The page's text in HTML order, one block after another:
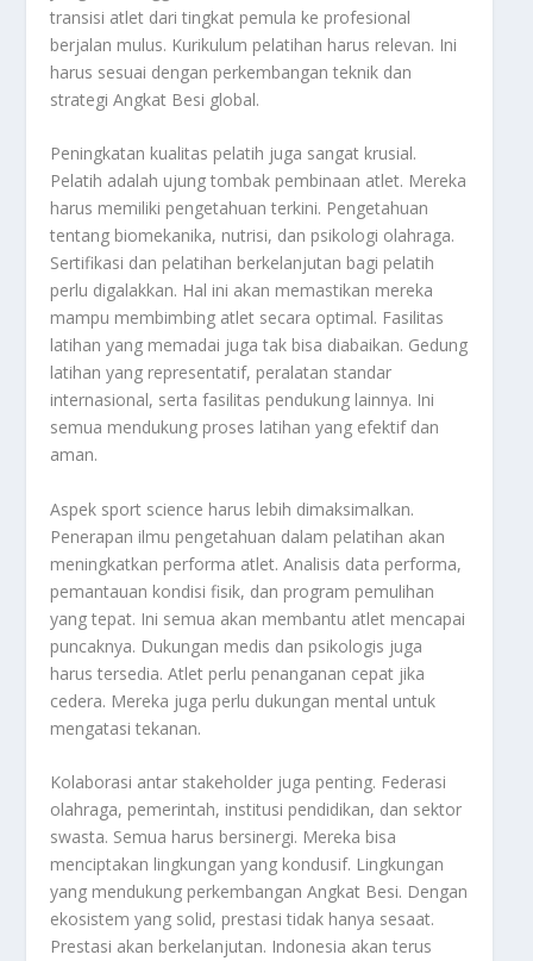
transisi atlet dari tingkat pemula ke profesional
berjalan mulus. Kurikulum pelatihan harus relevan. Ini
harus sesuai dengan perkembangan teknik dan
strategi Angkat Besi global.
Peningkatan kualitas pelatih juga sangat krusial.
Pelatih adalah ujung tombak pembinaan atlet. Mereka
harus memiliki pengetahuan terkini. Pengetahuan
tentang biomekanika, nutrisi, dan psikologi olahraga.
Sertifikasi dan pelatihan berkelanjutan bagi pelatih
perlu digalakkan. Hal ini akan memastikan mereka
mampu membimbing atlet secara optimal. Fasilitas
latihan yang memadai juga tak bisa diabaikan. Gedung
latihan yang representatif, peralatan standar
internasional, serta fasilitas pendukung lainnya. Ini
semua mendukung proses latihan yang efektif dan
aman.
Aspek sport science harus lebih dimaksimalkan.
Penerapan ilmu pengetahuan dalam pelatihan akan
meningkatkan performa atlet. Analisis data performa,
pemantauan kondisi fisik, dan program pemulihan
yang tepat. Ini semua akan membantu atlet mencapai
puncaknya. Dukungan medis dan psikologis juga
harus tersedia. Atlet perlu penanganan cepat jika
cedera. Mereka juga perlu dukungan mental untuk
mengatasi tekanan.
Kolaborasi antar stakeholder juga penting. Federasi
olahraga, pemerintah, institusi pendidikan, dan sektor
swasta. Semua harus bersinergi. Mereka bisa
menciptakan lingkungan yang kondusif. Lingkungan
yang mendukung perkembangan Angkat Besi. Dengan
ekosistem yang solid, prestasi tidak hanya sesaat.
Prestasi akan berkelanjutan. Indonesia akan terus